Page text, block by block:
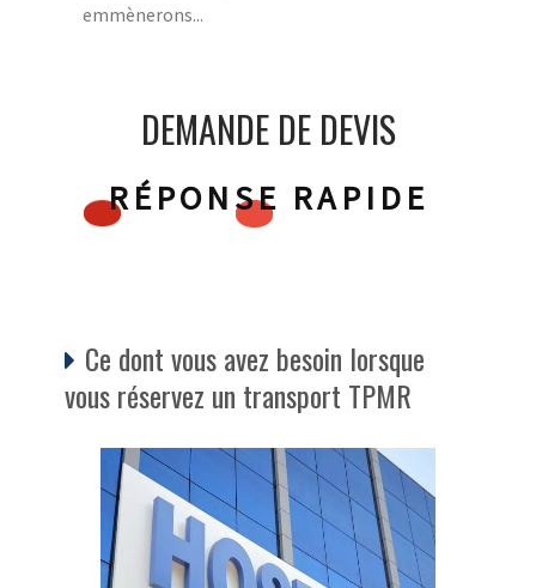
emmènerons...
DEMANDE DE DEVIS
RÉPONSE RAPIDE
Ce dont vous avez besoin lorsque
vous réservez un transport TPMR